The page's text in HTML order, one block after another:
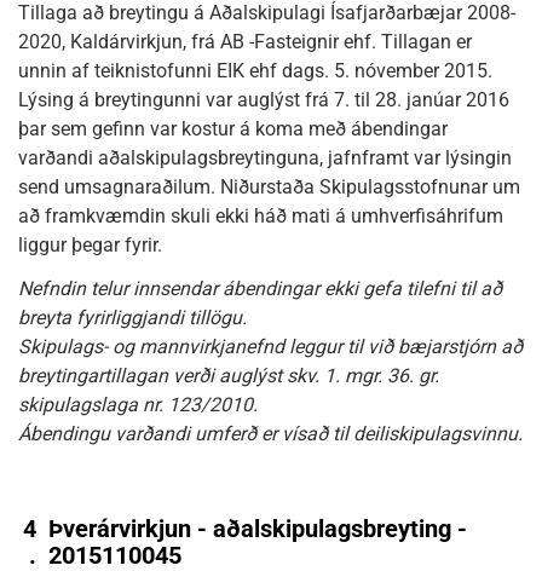
Tillaga að breytingu á Aðalskipulagi Ísafjarðarbæjar 2008-
2020, Kaldárvirkjun, frá AB -Fasteignir ehf. Tillagan er
unnin af teiknistofunni EIK ehf dags. 5. nóvember 2015.
Lýsing á breytingunni var auglýst frá 7. til 28. janúar 2016
þar sem gefinn var kostur á koma með ábendingar
varðandi aðalskipulagsbreytinguna, jafnframt var lýsingin
send umsagnaraðilum. Niðurstaða Skipulagsstofnunar um
að framkvæmdin skuli ekki háð mati á umhverfisáhrifum
liggur þegar fyrir.
Nefndin telur innsendar ábendingar ekki gefa tilefni til að
breyta fyrirliggjandi tillögu.
Skipulags- og mannvirkjanefnd leggur til við bæjarstjórn að
breytingartillagan verði auglýst skv. 1. mgr. 36. gr.
skipulagslaga nr. 123/2010.
Ábendingu varðandi umferð er vísað til deiliskipulagsvinnu.
4
.
Þverárvirkjun - aðalskipulagsbreyting -
2015110045